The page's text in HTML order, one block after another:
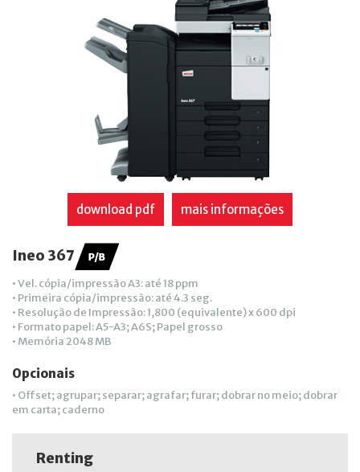
download pdf mais informações
Ineo 367
• Vel. cópia/impressão A3: até 18 ppm
• Primeira cópia/impressão: até 4.3 seg.
• Resolução de Impressão: 1,800 (equivalente) x 600 dpi
• Formato papel: A5-A3; A6S; Papel grosso
• Memória 2048 MB
Opcionais
• Offset; agrupar; separar; agrafar; furar; dobrar no meio; dobrar
em carta; caderno
Renting